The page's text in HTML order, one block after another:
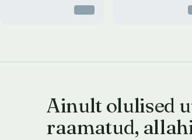
Ainult olulised
raamatud,